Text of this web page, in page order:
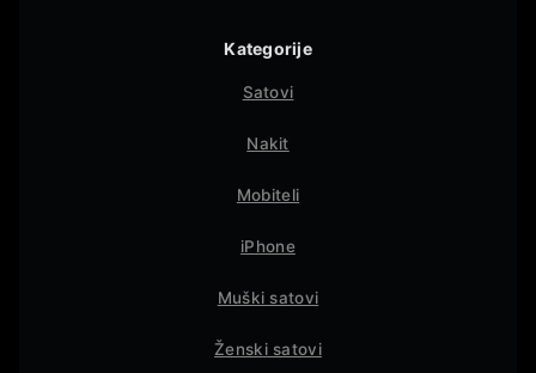
Kategorije
Satovi
Nakit
Mobiteli
iPhone
Muški satovi
Ženski satovi